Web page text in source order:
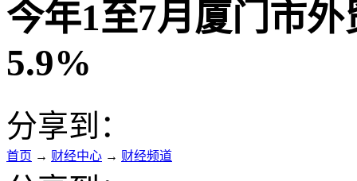
今年1至7月厦门市
5.9%
分享到：
首页 → 财经中心 → 财经频道